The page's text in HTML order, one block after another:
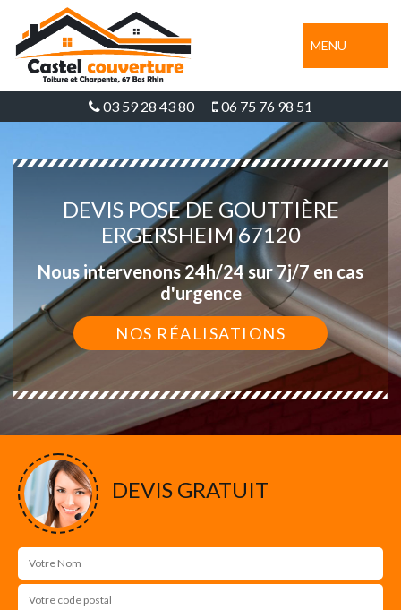
MENU
03 59 28 43 80 06 75 76 98 51
DEVIS POSE DE GOUTTIÈRE
ERGERSHEIM 67120
Nous intervenons 24h/24 sur 7j/7 en cas
d'urgence
NOS RÉALISATIONS
DEVIS GRATUIT